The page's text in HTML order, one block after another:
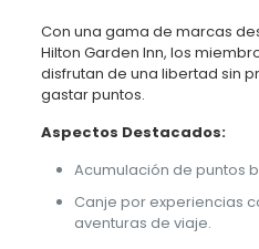
Con una gama de marcas
Hilton Garden Inn, los
disfrutan de una libertad sin
gastar puntos.
Aspectos Destacados:
Acumulación de puntos
Canje por experiencias
aventuras de viaje.